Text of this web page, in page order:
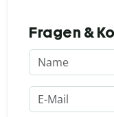
Fragen &